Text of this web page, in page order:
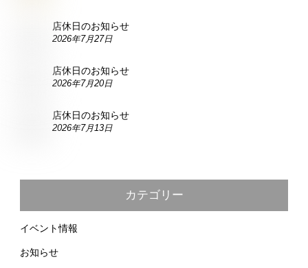
店休日のお知らせ
2026年7月27日
店休日のお知らせ
2026年7月20日
店休日のお知らせ
2026年7月13日
カテゴリー
イベント情報
お知らせ